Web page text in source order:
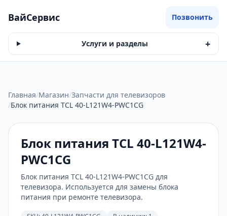
ВайСервис Позвонить
Услуги и разделы +
Главная/Магазин/Запчасти для телевизоров
/Блок питания TCL 40-L121W4-PWC1CG
Блок питания TCL 40-L121W4-
PWC1CG
Блок питания TCL 40-L121W4-PWC1CG для
телевизора. Используется для замены блока
питания при ремонте телевизора.